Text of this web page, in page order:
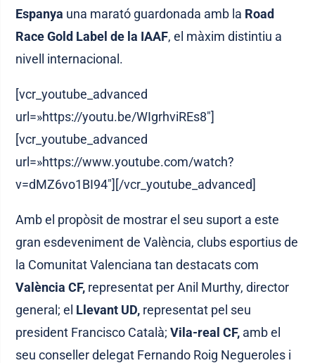
Espanya una marató guardonada amb la Road
Race Gold Label de la IAAF, el màxim distintiu a
nivell internacional.
[vcr_youtube_advanced
url=»https://youtu.be/WIgrhviREs8″]
[vcr_youtube_advanced
url=»https://www.youtube.com/watch?
v=dMZ6vo1BI94″][/vcr_youtube_advanced]
Amb el propòsit de mostrar el seu suport a este
gran esdeveniment de València, clubs esportius de
la Comunitat Valenciana tan destacats com
València CF, representat per Anil Murthy, director
general; el Llevant UD, representat pel seu
president Francisco Català;Vila-real CF, amb el
seu conseller delegat Fernando Roig Negueroles i